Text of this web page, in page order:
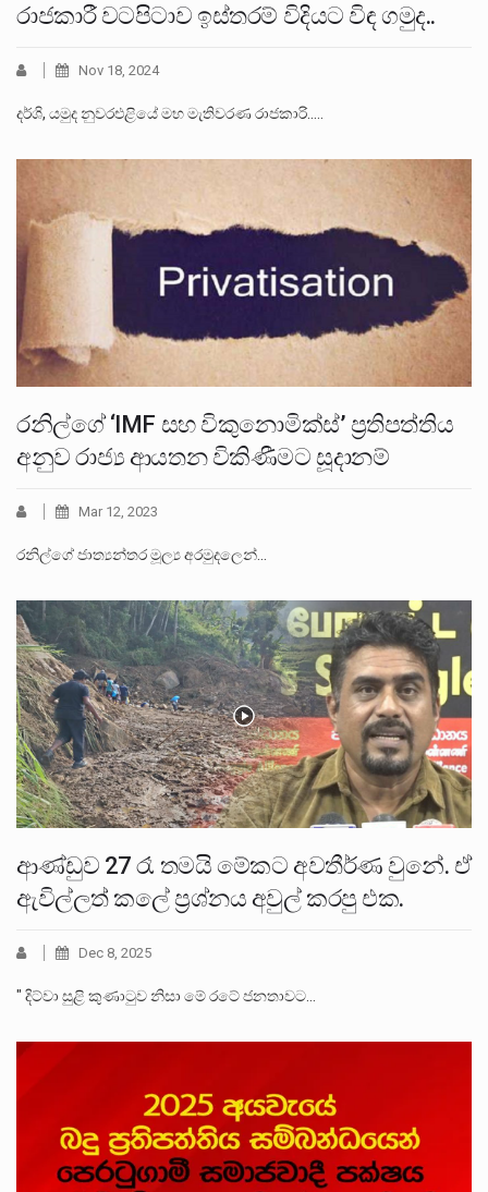
රාජකාරී වටපිටාව ඉස්තරම් විදියට විඳ ගමුද..
Nov 18, 2024
දර්ශි, යමුද නුවරඑළියේ මභ මැතිවරණ රාජකාරි..…
රනිල්ගේ ‘IMF සහ විකුනොමික්ස්’ ප්‍රතිපත්තිය
අනුව රාජ්‍ය ආයතන විකිණීමට සූදානම්
Mar 12, 2023
රනිල්ගේ ජාත්‍යන්තර මූල්‍ය අරමුදලෙන්…
ආණ්ඩුව 27 රෑ තමයි මේකට අවතීර්ණ වුනේ. ඒ
ඇවිල්ලත් කලේ ප්‍රශ්නය අවුල් කරපු එක.
Dec 8, 2025
" දිට්වා සුළි කුණාටුව නිසා මේ රටේ ජනතාවට…